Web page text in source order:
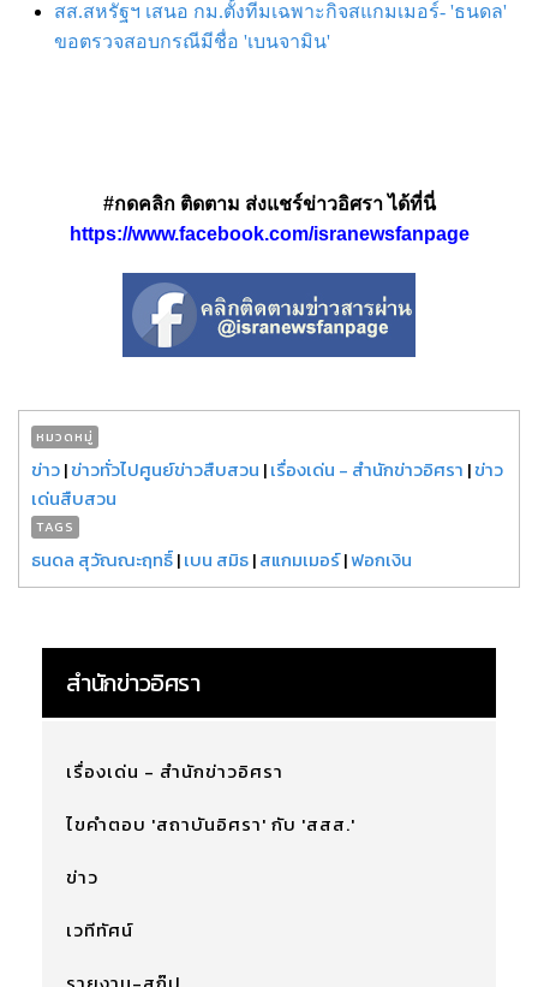
สส.สหรัฐฯ เสนอ กม.ตั้งทีมเฉพาะกิจสแกมเมอร์- 'ธนดล'
ขอตรวจสอบกรณีมีชื่อ 'เบนจามิน'
#กดคลิก ติดตาม ส่งแชร์ข่าวอิศรา ได้ที่นี่
https://www.facebook.com/isranewsfanpage
หมวดหมู่
ข่าว|ข่าวทั่วไปศูนย์ข่าวสืบสวน |เรื่องเด่น - สำนักข่าวอิศรา |ข่าว
เด่นสืบสวน
TAGS
ธนดล สุวัณณะฤทธิ์|เบน สมิธ|สแกมเมอร์|ฟอกเงิน
สำนักข่าวอิศรา
เรื่องเด่น - สำนักข่าวอิศรา
ไขคำตอบ 'สถาบันอิศรา' กับ 'สสส.'
ข่าว
เวทีทัศน์